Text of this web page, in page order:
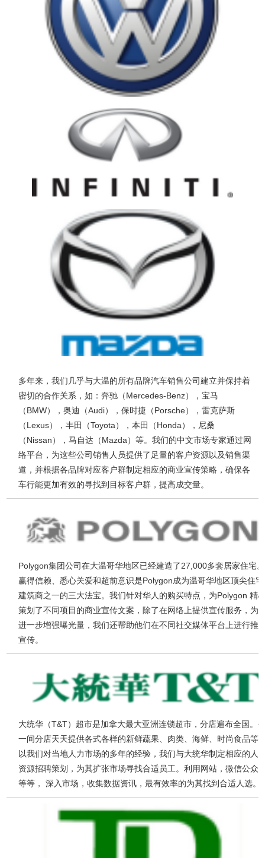
多年来，我们几乎与大温的所有品牌汽车销售公司建立并保持着
密切的合作关系，如：奔驰（Mercedes-Benz），宝马
（BMW），奥迪（Audi），保时捷（Porsche），雷克萨斯
（Lexus），丰田（Toyota），本田（Honda），尼桑
（Nissan），马自达（Mazda）等。我们的中文市场专家通过网
络平台，为这些公司销售人员提供了足量的客户资源以及销售渠
道，并根据各品牌对应客户群制定相应的商业宣传策略，确保各
车行能更加有效的寻找到目标客户群，提高成交量。
Polygon集团公司在大温哥华地区已经建造了27,000多套居家住宅。
赢得信赖、悉心关爱和超前意识是Polygon成为温哥华地区顶尖住宅
建筑商之一的三大法宝。我们针对华人的购买特点，为Polygon 精
策划了不同项目的商业宣传文案，除了在网络上提供宣传服务，为
进一步增强曝光量，我们还帮助他们在不同社交媒体平台上进行推
宣传。
大统华（T&T）超市是加拿大最大亚洲连锁超市，分店遍布全国。
一间分店天天提供各式各样的新鲜蔬果、肉类、海鲜、时尚食品等
以我们对当地人力市场的多年的经验，我们与大统华制定相应的人
资源招聘策划，为其扩张市场寻找合适员工。利用网站，微信公众
等等， 深入市场，收集数据资讯，最有效率的为其找到合适人选。